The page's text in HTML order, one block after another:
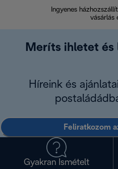
Ingyenes
vásárlás
Meríts ihletet és
Híreink és
Feliratkozom
Gyakran Ismételt